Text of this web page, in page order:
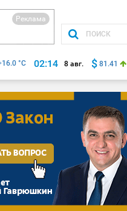
Реклама
°C 02:14 8 авг. $ 81.41